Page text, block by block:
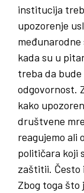
institucija
upozorenje
kada su u
treba da
odgovornost.
kako
društvene
reagujemo ali
političara koji
zaštitii. Često
Zbog toga što